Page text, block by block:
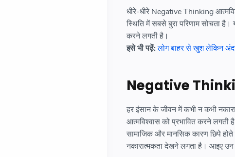
धीरे-धीरे Negative Thinking
स्थिति में सबसे बुरा परिणाम सोचता
करने लगती है।
इसे भी पढ़ें: लोग बाहर से खुश लेकिन
Negative
हर इंसान के जीवन में कभी न कभी
आत्मविश्वास को प्रभावित करने
सामाजिक और मानसिक कारण छिपे
नकारात्मकता देखने लगता है। आइए